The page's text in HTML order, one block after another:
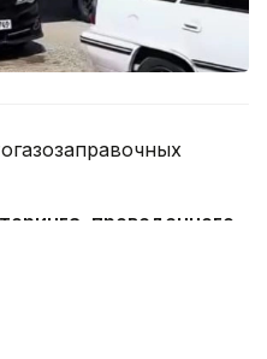
проведенного